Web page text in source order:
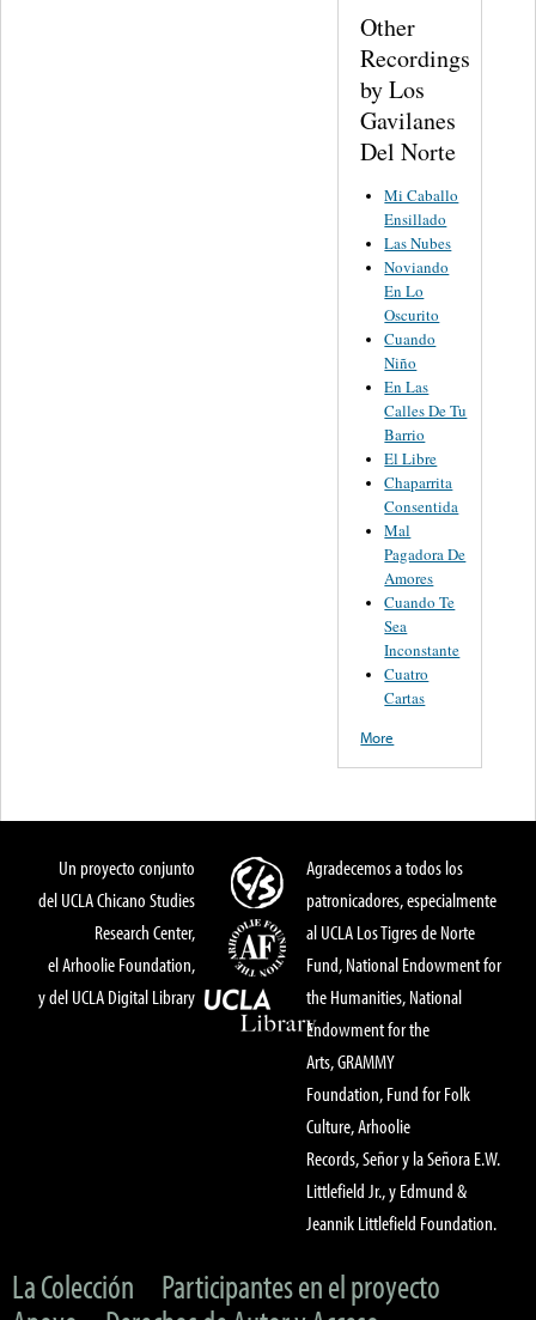
Other
Recordings
by Los
Gavilanes
Del Norte
Mi Caballo
Ensillado
Las Nubes
Noviando
En Lo
Oscurito
Cuando
Niño
En Las
Calles De Tu
Barrio
El Libre
Chaparrita
Consentida
Mal
Pagadora De
Amores
Cuando Te
Sea
Inconstante
Cuatro
Cartas
More
Un proyecto conjunto
del UCLA Chicano Studies
Research Center,
el Arhoolie Foundation,
y del UCLA Digital Library
Agradecemos a todos los
patronicadores, especialmente
al UCLA Los Tigres de Norte
Fund, National Endowment for
the Humanities, National
Endowment for the
Arts, GRAMMY
Foundation, Fund for Folk
Culture, Arhoolie
Records, Señor y la Señora E.W.
Littlefield Jr., y Edmund &
Jeannik Littlefield Foundation.
La Colección
Participantes en el proyecto